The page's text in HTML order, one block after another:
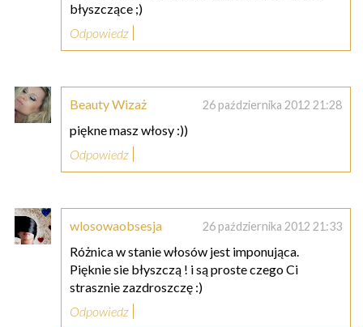
błyszczące ;)
Odpowiedz
Beauty Wizaż 26 października 2012 21:28
piękne masz włosy :))
Odpowiedz
wlosowaobsesja 26 października 2012 21:33
Różnica w stanie włosów jest imponująca.
Pięknie sie błyszczą ! i są proste czego Ci
strasznie zazdroszczę :)
Odpowiedz